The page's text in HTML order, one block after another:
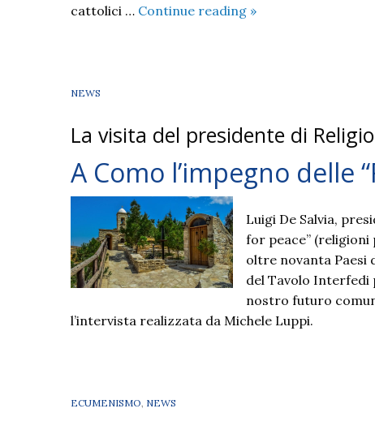
cattolici … Continue reading Intervista
che
insieme
»
NEWS
La visita del presidente di
A Como l’impegno delle
Luigi De Salvia,
for peace” (religioni
oltre novanta Paesi
del Tavolo Interfedi
nostro futuro
l’intervista realizzata da Michele Luppi.
ECUMENISMO, NEWS